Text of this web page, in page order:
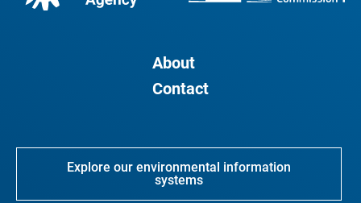
About
Contact
Explore our environmental information
systems